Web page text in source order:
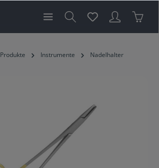
Produkte Instrumente Nadelhalter